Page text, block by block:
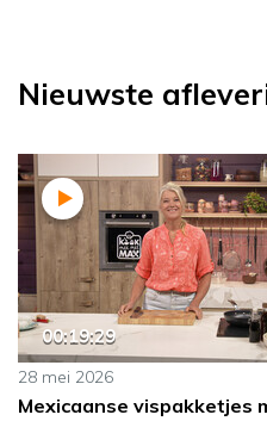
Nieuwste
00:19:29
28 mei 2026
Mexicaanse vispakketjes